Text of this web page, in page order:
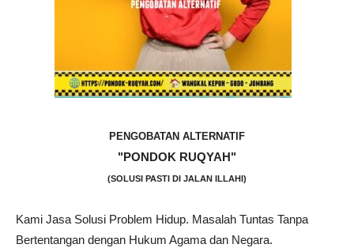
PENGOBATAN ALTERNATIF
"PONDOK RUQYAH"
(SOLUSI PASTI DI JALAN ILLAHI)
Kami Jasa Solusi Problem Hidup. Masalah Tuntas Tanpa
Bertentangan dengan Hukum Agama dan Negara.